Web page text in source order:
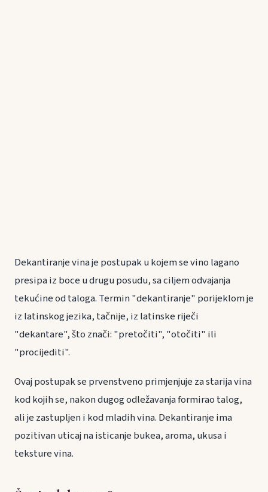
Dekantiranje vina je postupak u kojem se vino lagano
presipa iz boce u drugu posudu, sa ciljem odvajanja
tekućine od taloga. Termin "dekantiranje" porijeklom je
iz latinskog jezika, tačnije, iz latinske riječi
"dekantare", što znači: "pretočiti", "otočiti" ili
"procijediti".
Ovaj postupak se prvenstveno primjenjuje za starija vina
kod kojih se, nakon dugog odležavanja formirao talog,
ali je zastupljen i kod mladih vina. Dekantiranje ima
pozitivan uticaj na isticanje bukea, aroma, ukusa i
teksture vina.